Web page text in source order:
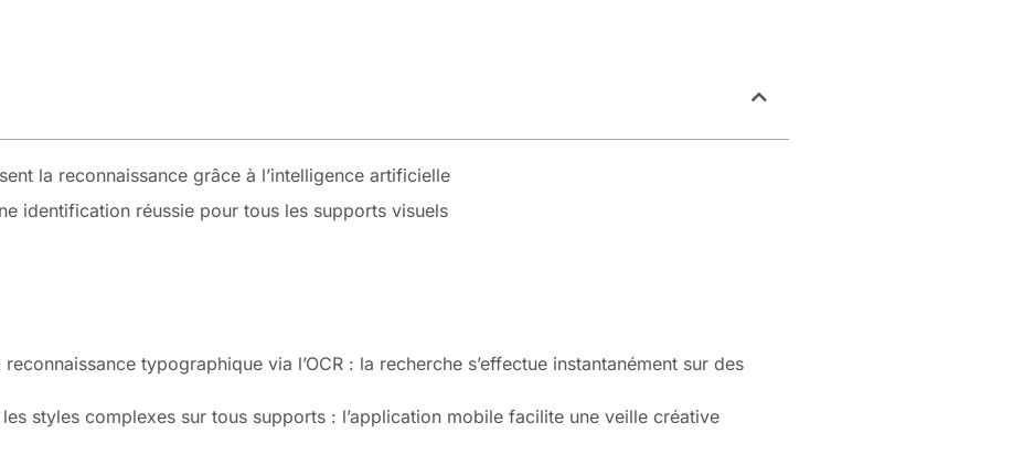
la reconnaissance grâce à l’intelligence artificielle
identification réussie pour tous les supports visuels
typographique via l’OCR : la recherche s’effectue instantanément sur des
styles complexes sur tous supports : l’application mobile facilite une veille créative